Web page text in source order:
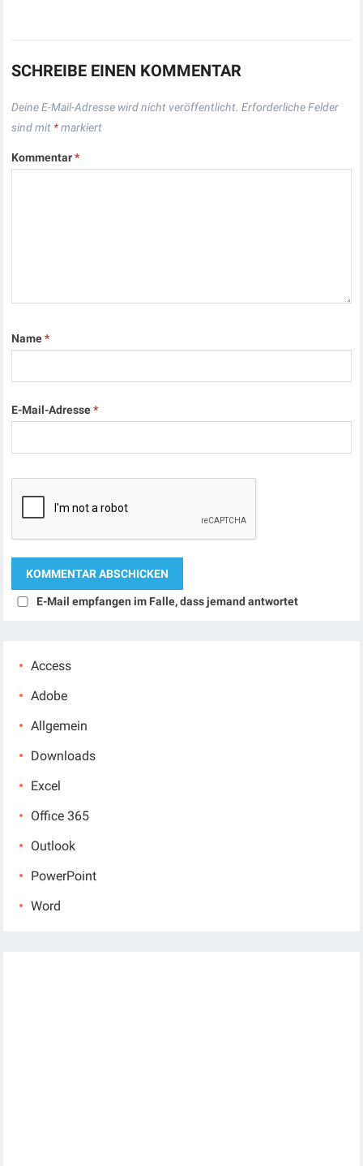
SCHREIBE EINEN KOMMENTAR
Deine E-Mail-Adresse wird nicht veröffentlicht. Erforderliche Felder
sind mit *markiert
Kommentar*
Name*
E-Mail-Adresse*
E-Mail empfangen im Falle, dass jemand antwortet
Access
Adobe
Allgemein
Downloads
Excel
Office 365
Outlook
PowerPoint
Word